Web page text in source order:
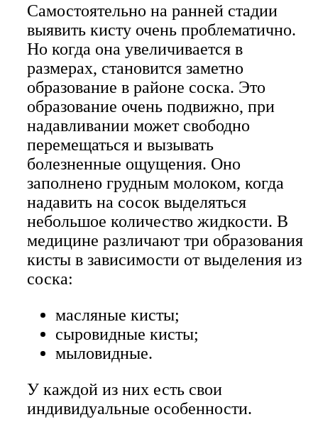
Самостоятельно на ранней стадии
выявить кисту очень проблематично.
Но когда она увеличивается в
размерах, становится заметно
образование в районе соска. Это
образование очень подвижно, при
надавливании может свободно
перемещаться и вызывать
болезненные ощущения. Оно
заполнено грудным молоком, когда
надавить на сосок выделяться
небольшое количество жидкости. В
медицине различают три образования
кисты в зависимости от выделения из
соска:
масляные кисты;
сыровидные кисты;
мыловидные.
У каждой из них есть свои
индивидуальные особенности.